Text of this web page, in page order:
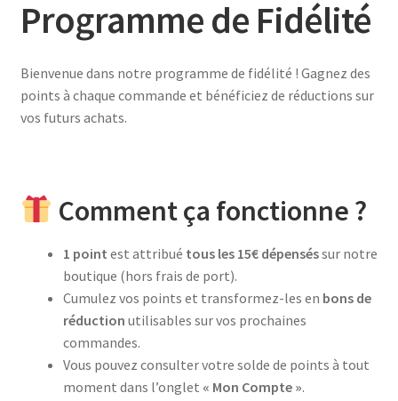
Programme de Fidélité
Bienvenue dans notre programme de fidélité ! Gagnez des
points à chaque commande et bénéficiez de réductions sur
vos futurs achats.
Comment ça fonctionne ?
1 point est attribué tous les 15€ dépenséssur notre
boutique (hors frais de port).
Cumulez vos points et transformez-les en bons de
réduction utilisables sur vos prochaines
commandes.
Vous pouvez consulter votre solde de points à tout
moment dans l’onglet « Mon Compte ».